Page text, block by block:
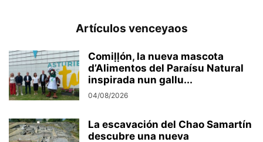
Artículos venceyaos
Comiḷḷón, la nueva mascota
d’Alimentos del Paraísu Natural
inspirada nun gallu...
04/08/2026
La escavación del Chao Samartín
descubre una nueva